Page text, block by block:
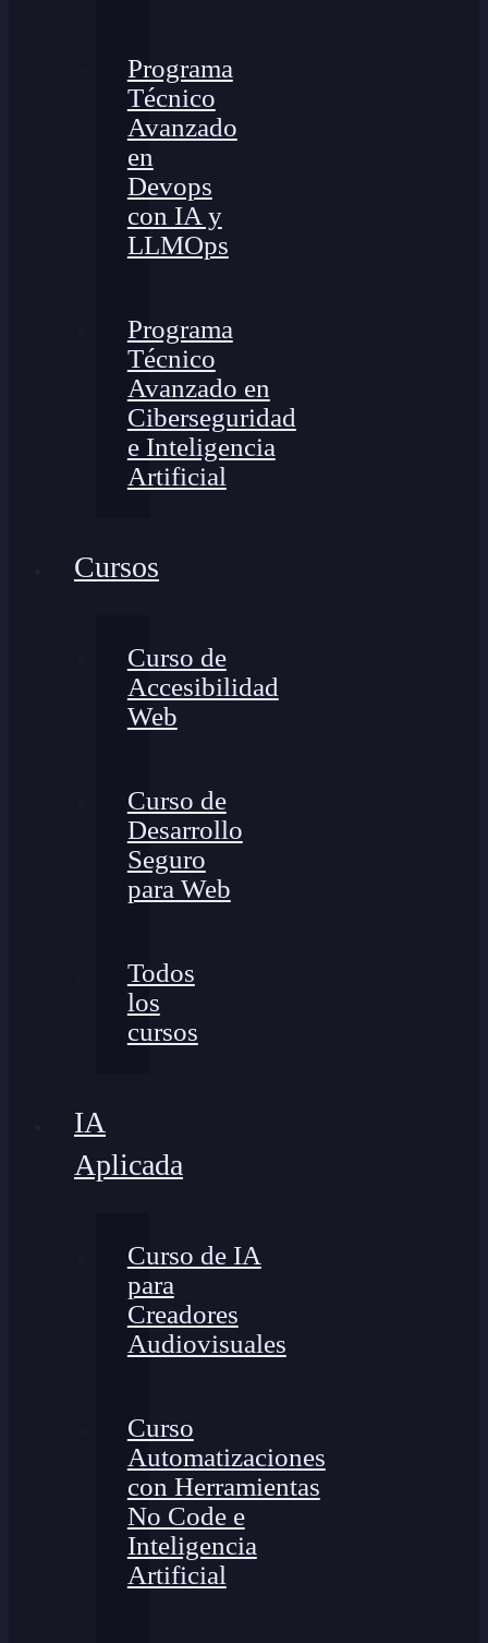
Programa
Técnico
Avanzado
en
Devops
con IA y
LLMOps
Programa
Técnico
Avanzado en
Ciberseguridad
e Inteligencia
Artificial
Cursos
Curso de
Accesibilidad
Web
Curso de
Desarrollo
Seguro
para Web
Todos
los
cursos
IA
Aplicada
Curso de IA
para
Creadores
Audiovisuales
Curso
Automatizaciones
con Herramientas
No Code e
Inteligencia
Artificial